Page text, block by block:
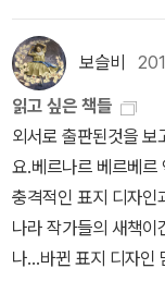
서 SF소설로 분률할
는 책이예요. 정확히
치에 못 미쳤던 책들
이 좀 아쉬운점이 있
다. 위의 책 모두 미
의 사회를 그려서 지
예요. SF소설로 봐야
도 미래 사회를 배경
터리 (18권) 물만두
보슬비
읽고 싶은 책들
외서로 출판된것을 보
요.베르나르 베르베르
충격적인 표지 디자인
나라 작가들의 새책
나...바뀐 표지 디자인